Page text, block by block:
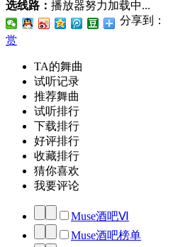
选线路： 播放器努力加载中...
分享到：
赏
TA的舞曲
试听记录
推荐舞曲
试听排行
下载排行
好评排行
收藏排行
猜你喜欢
我要评论
Muse酒吧Ⅵ
Muse酒吧榜单